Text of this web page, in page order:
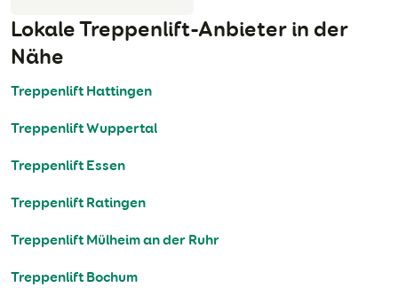
Lokale Treppenlift-Anbieter in der
Nähe
Treppenlift Hattingen
Treppenlift Wuppertal
Treppenlift Essen
Treppenlift Ratingen
Treppenlift Mülheim an der Ruhr
Treppenlift Bochum